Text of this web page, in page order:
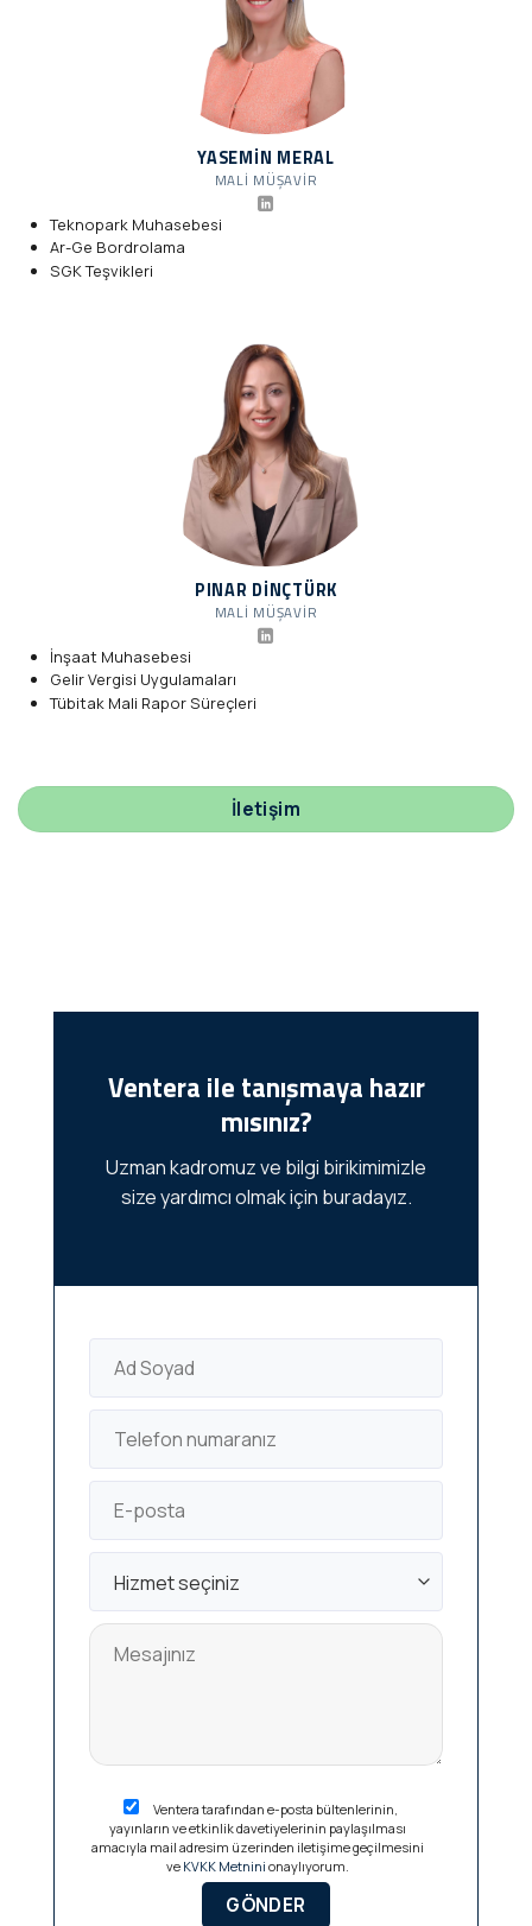
YASEMIN MERAL
MALI MÜŞAVIR
Teknopark Muhasebesi
Ar-Ge Bordrolama
SGK Teşvikleri
PINAR DINÇTÜRK
MALI MÜŞAVIR
İnşaat Muhasebesi
Gelir Vergisi Uygulamaları
Tübitak Mali Rapor Süreçleri
İletişim
Ventera ile tanışmaya hazır
mısınız?
Uzman kadromuz ve bilgi birikimimizle
size yardımcı olmak için buradayız.
Ventera tarafından e-posta bültenlerinin,
yayınların ve etkinlik davetiyelerinin paylaşılması
amacıyla mail adresim üzerinden iletişime geçilmesini
ve KVKK Metnini onaylıyorum.